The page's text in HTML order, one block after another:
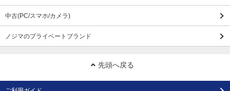
中古(PC/スマホ/カメラ)
ノジマのプライベートブランド
先頭へ戻る